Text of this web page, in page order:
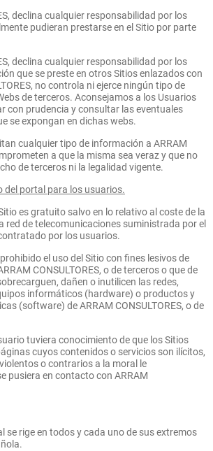
declina cualquier responsabilidad por los
pudieran prestarse en el Sitio por parte
declina cualquier responsabilidad por los
que se preste en otros Sitios enlazados con
no controla ni ejerce ningún tipo de
de terceros. Aconsejamos a los Usuarios
con prudencia y consultar las eventuales
se expongan en dichas webs.
cualquier tipo de información a ARRAM
a que la misma sea veraz y que no
de terceros ni la legalidad vigente.
del portal para los usuarios.
es gratuito salvo en lo relativo al coste de la
red de telecomunicaciones suministrada por el
por los usuarios.
el uso del Sitio con fines lesivos de
CONSULTORES, o de terceros o que de
dañen o inutilicen las redes,
informáticos (hardware) o productos y
(software) de ARRAM CONSULTORES, o de
tuviera conocimiento de que los Sitios
cuyos contenidos o servicios son ilícitos,
o contrarios a la moral le
pusiera en contacto con ARRAM
se rige en todos y cada uno de sus extremos